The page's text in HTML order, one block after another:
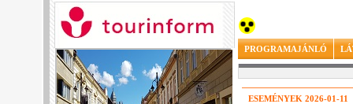
PROGRAMAJÁNLÓ
ESEMÉNYEK 2026-01-11